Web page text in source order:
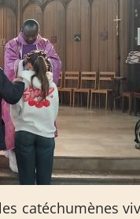
catéchumènes